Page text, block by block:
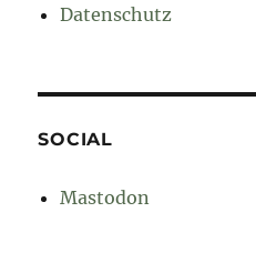
Datenschutz
SOCIAL
Mastodon